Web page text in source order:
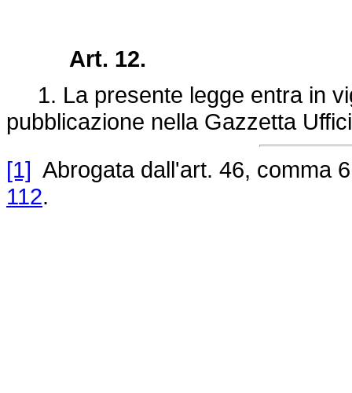
Art. 12.
1. La presente legge entra in
pubblicazione nella Gazzetta
[1] Abrogata dall'art. 46, comma
112.